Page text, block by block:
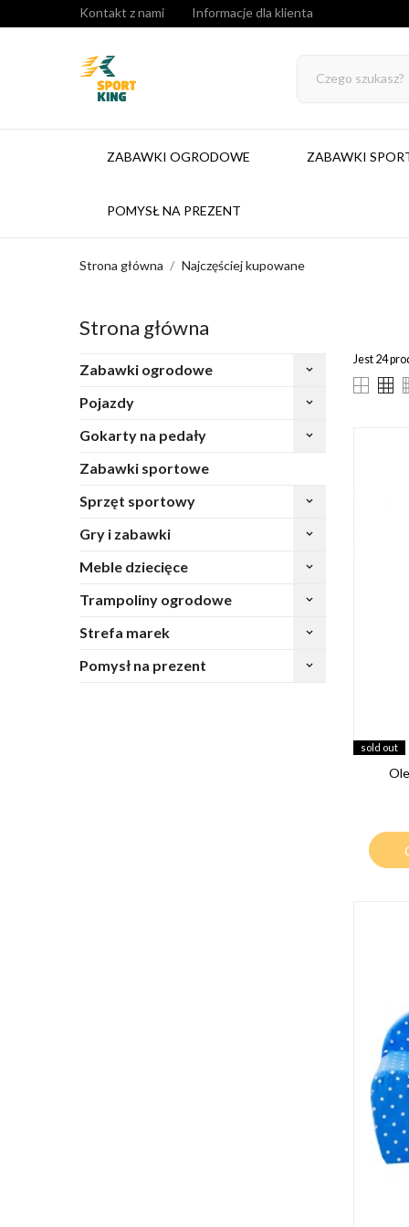
Kontakt z nami Informacje dla klienta
ZABAWKI OGRODOWE ZABAWKI
POMYSŁ NA PREZENT
Strona główna Najczęściej kupowane
Strona główna
Zabawki ogrodowe keyboard_arrow_down
Pojazdy keyboard_arrow_down
Gokarty na pedały keyboard_arrow_down
Zabawki sportowe
Sprzęt sportowy
keyboard_arrow_down
Gry i zabawki keyboard_arrow_down
Meble dziecięce keyboard_arrow_down
Trampoliny ogrodowe keyboard_arrow_down
Strefa marek keyboard_arrow_down
Pomysł na prezent keyboard_arrow_down
Jest 24
sold out